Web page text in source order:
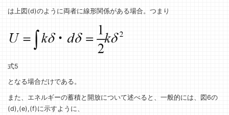
は上図(d)のように両者に線形関係がある場合。つまり
式5
となる場合だけである。
また、エネルギーの蓄積と開放について述べると、一般的には、図6の
(d),(e),(f)に示すように、